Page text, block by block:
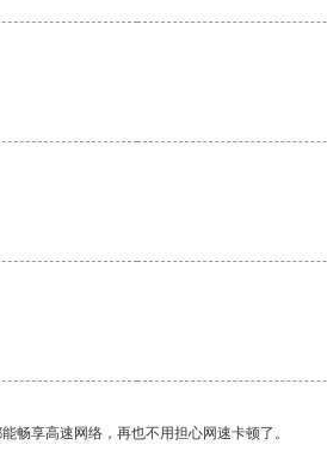
畅享高速网络，再也不用担心网速卡顿了。